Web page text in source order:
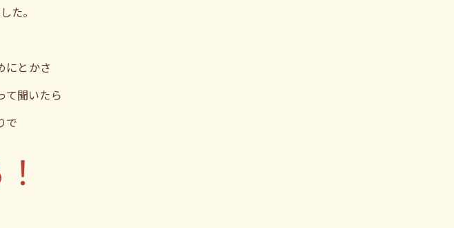
た。
にとかさ
て聞いたら
で